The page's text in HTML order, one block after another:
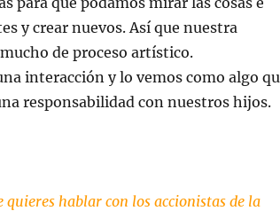
y crear nuevos. Así que nuestra
de proceso artístico.
interacción y lo vemos como algo
responsabilidad con nuestros hijos.
quieres hablar con los accionistas de la